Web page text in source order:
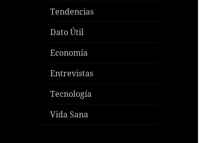
Tendencias
Dato Útil
Economía
Entrevistas
Tecnología
Vida Sana